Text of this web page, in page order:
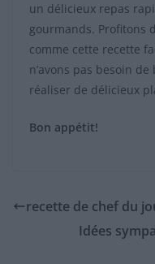
un délicieux repas
gourmands. Profitons
comme cette recette
n’avons pas besoin
réaliser de délicieux
Bon appétit!
recette de chef du
Idées